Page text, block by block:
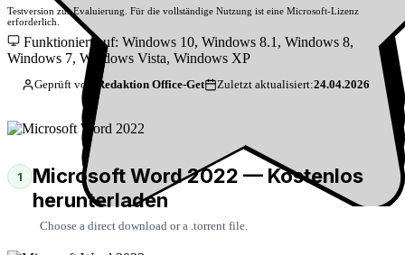
Testversion zur Evaluierung. Für die vollständige Nutzung ist eine Microsoft-Lizenz
erforderlich.
Funktioniert auf: Windows 10, Windows 8.1, Windows 8,
Windows 7, Windows Vista, Windows XP
Geprüft von: Redaktion Office-Get Zuletzt aktualisiert:24.04.2026
1
Microsoft Word 2022 — Kostenlos
herunterladen
Choose a direct download or a .torrent file.